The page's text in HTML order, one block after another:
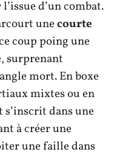
d’un combat.
unecourte
coup poing une
surprenant
mort. En boxe
mixtes ou en
dans une
à créer une
une faille dans